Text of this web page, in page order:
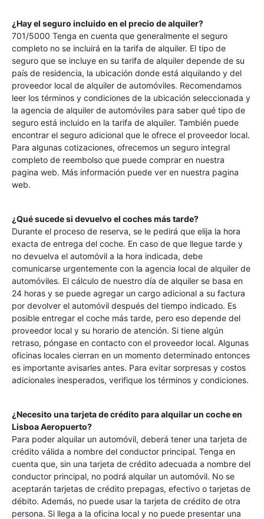
¿Hay el seguro incluido en el precio de alquiler?
701/5000 Tenga en cuenta que generalmente el seguro
completo no se incluirá en la tarifa de alquiler. El tipo de
seguro que se incluye en su tarifa de alquiler depende de su
país de residencia, la ubicación donde está alquilando y del
proveedor local de alquiler de automóviles. Recomendamos
leer los términos y condiciones de la ubicación seleccionada y
la agencia de alquiler de automóviles para saber qué tipo de
seguro está incluido en la tarifa de alquiler. También puede
encontrar el seguro adicional que le ofrece el proveedor local.
Para algunas cotizaciones, ofrecemos un seguro integral
completo de reembolso que puede comprar en nuestra
pagina web. Más información puede ver en nuestra pagina
web.
¿Qué sucede si devuelvo el coches más tarde?
Durante el proceso de reserva, se le pedirá que elija la hora
exacta de entrega del coche. En caso de que llegue tarde y
no devuelva el automóvil a la hora indicada, debe
comunicarse urgentemente con la agencia local de alquiler de
automóviles. El cálculo de nuestro día de alquiler se basa en
24 horas y se puede agregar un cargo adicional a su factura
por devolver el automóvil después del tiempo indicado. Es
posible entregar el coche más tarde, pero eso depende del
proveedor local y su horario de atención. Si tiene algún
retraso, póngase en contacto con el proveedor local. Algunas
oficinas locales cierran en un momento determinado entonces
es importante avisarles antes. Para evitar sorpresas y costos
adicionales inesperados, verifique los términos y condiciones.
¿Necesito una tarjeta de crédito para alquilar un coche en
Lisboa Aeropuerto?
Para poder alquilar un automóvil, deberá tener una tarjeta de
crédito válida a nombre del conductor principal. Tenga en
cuenta que, sin una tarjeta de crédito adecuada a nombre del
conductor principal, no podrá alquilar un automóvil. No se
aceptarán tarjetas de crédito prepagas, efectivo o tarjetas de
débito. Además, no puede usar la tarjeta de crédito de otra
persona. Si llega a la oficina local y no puede presentar una